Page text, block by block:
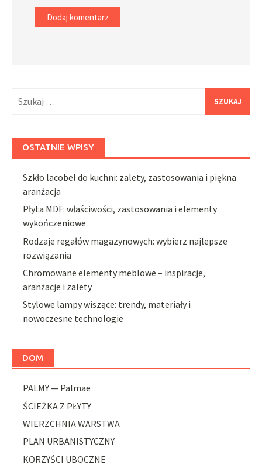
OSTATNIE WPISY
Szkło lacobel do kuchni: zalety, zastosowania i piękna
aranżacja
Płyta MDF: właściwości, zastosowania i elementy
wykończeniowe
Rodzaje regałów magazynowych: wybierz najlepsze
rozwiązania
Chromowane elementy meblowe – inspiracje,
aranżacje i zalety
Stylowe lampy wiszące: trendy, materiały i
nowoczesne technologie
DOM
PALMY — Palmae
ŚCIEŻKA Z PŁYTY
WIERZCHNIA WARSTWA
PLAN URBANISTYCZNY
KORZYŚCI UBOCZNE